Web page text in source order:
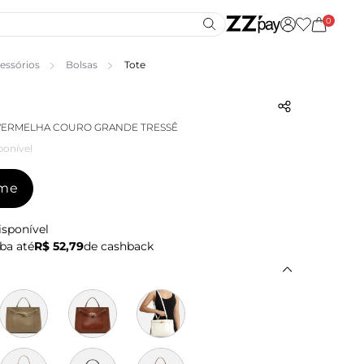
0
Bolsas Tote
COURO GRANDE TRESSÊ
atéR$ 52,79de cashback